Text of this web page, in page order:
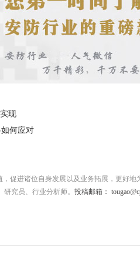
现
何应对
，促进诸位自身发展以及业务拓展，更好
究员、行业分析师。 投稿邮箱：